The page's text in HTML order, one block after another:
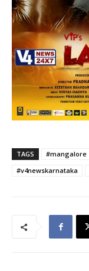
TAGS #mangalore
#v4newskarnataka